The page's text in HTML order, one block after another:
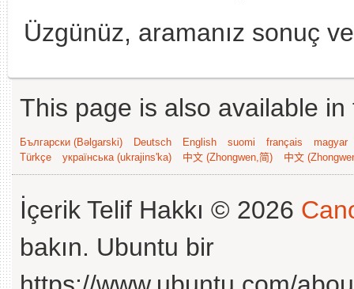
Üzgünüz, aramanız sonuç
This page is also available
Български (Bəlgarski) Deutsch English suomi français
magyar
Türkçe
українська (ukrajins'ka) 中文 (Zhongwen,简) 中文
İçerik Telif Hakkı © 2026
bakın. Ubuntu bir